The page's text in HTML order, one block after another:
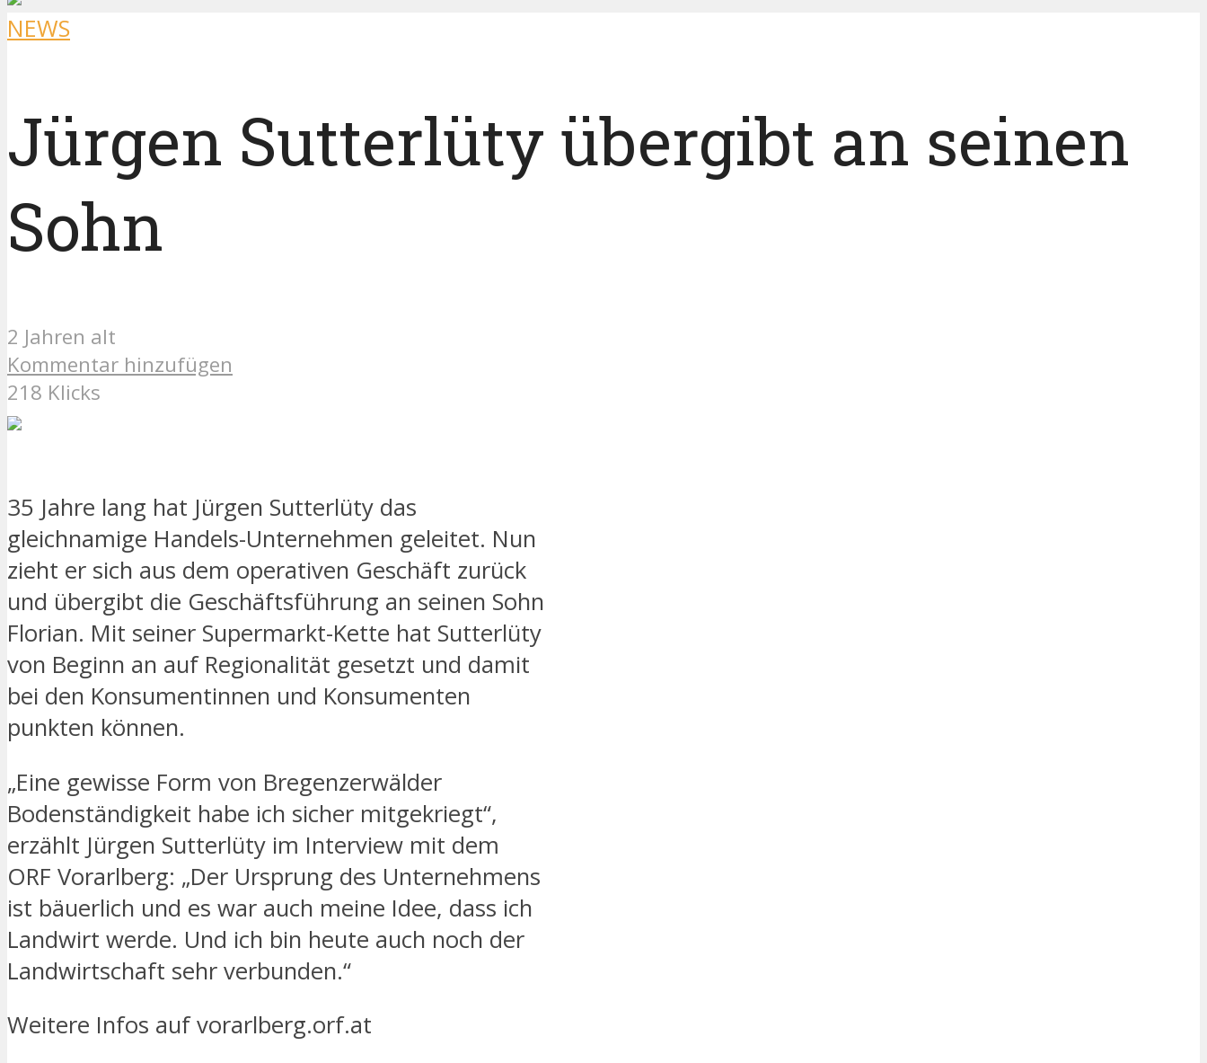
NEWS
Jürgen Sutterlüty übergibt an seinen
Sohn
2 Jahren alt
Kommentar hinzufügen
218 Klicks
35 Jahre lang hat Jürgen Sutterlüty das
gleichnamige Handels-Unternehmen geleitet. Nun
zieht er sich aus dem operativen Geschäft zurück
und übergibt die Geschäftsführung an seinen Sohn
Florian. Mit seiner Supermarkt-Kette hat Sutterlüty
von Beginn an auf Regionalität gesetzt und damit
bei den Konsumentinnen und Konsumenten
punkten können.
„Eine gewisse Form von Bregenzerwälder
Bodenständigkeit habe ich sicher mitgekriegt“,
erzählt Jürgen Sutterlüty im Interview mit dem
ORF Vorarlberg: „Der Ursprung des Unternehmens
ist bäuerlich und es war auch meine Idee, dass ich
Landwirt werde. Und ich bin heute auch noch der
Landwirtschaft sehr verbunden.“
Weitere Infos auf vorarlberg.orf.at